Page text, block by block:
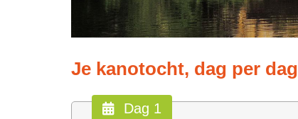
Je kanotocht, dag per dag
Dag 1